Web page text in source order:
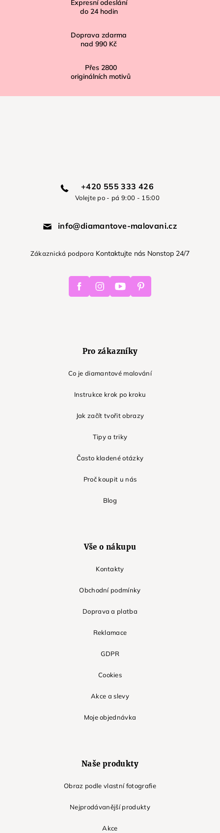
Expresní odeslání
do 24 hodin
Doprava zdarma
nad 990 Kč
Přes 2800
originálních motivů
+420 555 333 426
Volejte po - pá 9:00 - 15:00
info@diamantove-malovani.cz
Zákaznická podpora Kontaktujte nás Nonstop 24/7
FacebookInstagramYoutube Pinterest
Pro zákazníky
Co je diamantové malování
Instrukce krok po kroku
Jak začít tvořit obrazy
Tipy a triky
Často kladené otázky
Proč koupit u nás
Blog
Vše o nákupu
Kontakty
Obchodní podmínky
Doprava a platba
Reklamace
GDPR
Cookies
Akce a slevy
Moje objednávka
Naše produkty
Obraz podle vlastní fotografie
Nejprodávanější produkty
Akce